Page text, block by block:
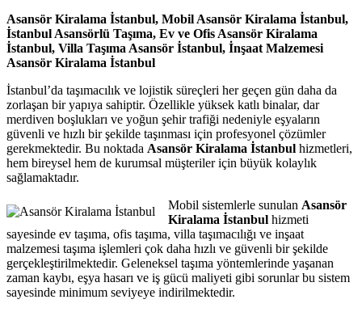
Asansör Kiralama İstanbul, Mobil Asansör Kiralama İstanbul,
İstanbul Asansörlü Taşıma, Ev ve Ofis Asansör Kiralama
İstanbul, Villa Taşıma Asansör İstanbul, İnşaat Malzemesi
Asansör Kiralama İstanbul
İstanbul’da taşımacılık ve lojistik süreçleri her geçen gün daha da
zorlaşan bir yapıya sahiptir. Özellikle yüksek katlı binalar, dar
merdiven boşlukları ve yoğun şehir trafiği nedeniyle eşyaların
güvenli ve hızlı bir şekilde taşınması için profesyonel çözümler
gerekmektedir. Bu noktada Asansör Kiralama İstanbul hizmetleri,
hem bireysel hem de kurumsal müşteriler için büyük kolaylık
sağlamaktadır.
Mobil sistemlerle sunulan Asansör
Kiralama İstanbul hizmeti
sayesinde ev taşıma, ofis taşıma, villa taşımacılığı ve inşaat
malzemesi taşıma işlemleri çok daha hızlı ve güvenli bir şekilde
gerçekleştirilmektedir. Geleneksel taşıma yöntemlerinde yaşanan
zaman kaybı, eşya hasarı ve iş gücü maliyeti gibi sorunlar bu sistem
sayesinde minimum seviyeye indirilmektedir.